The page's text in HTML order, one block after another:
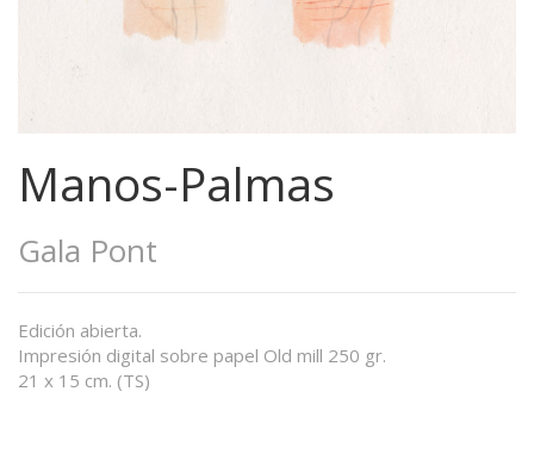
Manos-Palmas
Gala Pont
Edición abierta.
Impresión digital sobre papel Old mill 250 gr.
21 x 15 cm. (TS)